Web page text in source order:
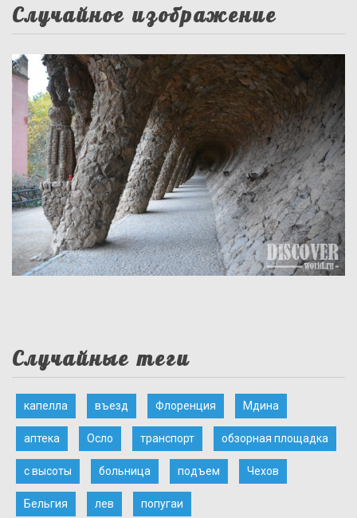
Случайное изображение
Случайные теги
капелла въезд Флоренция Мдина
аптека Осло транспорт обзорная площадка
с высоты больница подъем Чехов
Бельгия лев попугаи